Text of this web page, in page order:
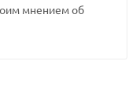
мнением об